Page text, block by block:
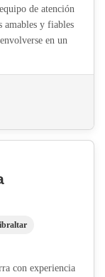
de atención
amables y fiables
en un
con experiencia